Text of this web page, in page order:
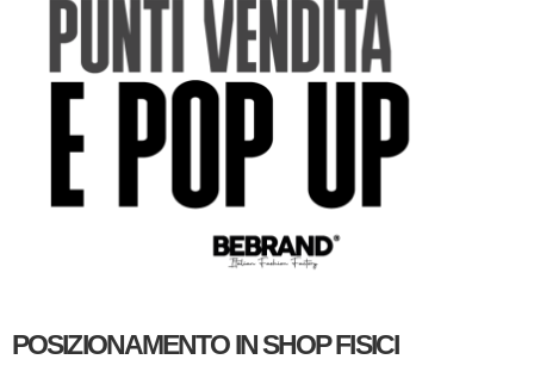
BLOG
GUIDE
POSIZIONAMENTO IN SHOP FISICI